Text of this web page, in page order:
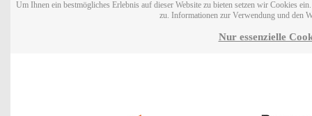
Um Ihnen ein bestmögliches Erlebnis auf dieser Website zu bieten setzen wir Cookies
zu. Informationen zur Verwendung und den
Nur essenzielle